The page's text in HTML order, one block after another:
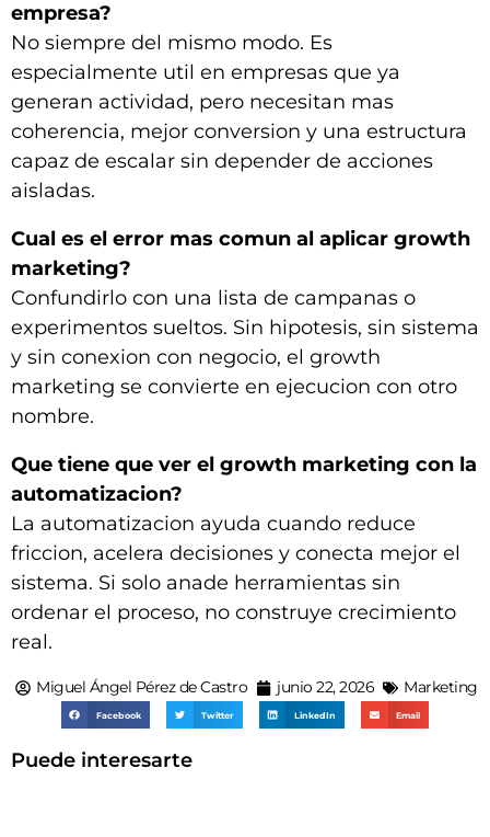
empresa?
No siempre del mismo modo. Es
especialmente util en empresas que ya
generan actividad, pero necesitan mas
coherencia, mejor conversion y una estructura
capaz de escalar sin depender de acciones
aisladas.
Cual es el error mas comun al aplicar growth
marketing?
Confundirlo con una lista de campanas o
experimentos sueltos. Sin hipotesis, sin sistema
y sin conexion con negocio, el growth
marketing se convierte en ejecucion con otro
nombre.
Que tiene que ver el growth marketing con la
automatizacion?
La automatizacion ayuda cuando reduce
friccion, acelera decisiones y conecta mejor el
sistema. Si solo anade herramientas sin
ordenar el proceso, no construye crecimiento
real.
Miguel Ángel Pérez de Castro junio 22, 2026 Marketing
Facebook Twitter LinkedIn Email
Puede interesarte